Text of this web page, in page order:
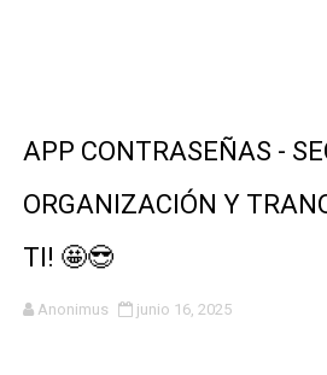
APP CONTRASEÑAS -
ORGANIZACIÓN Y
TI! 🤩😎
Anonimus junio 16, 2025